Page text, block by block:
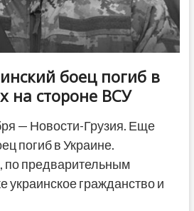
боец погиб в
на стороне ВСУ
— Новости-Грузия. Еще
погиб в Украине.
по предварительным
украинское гражданство и